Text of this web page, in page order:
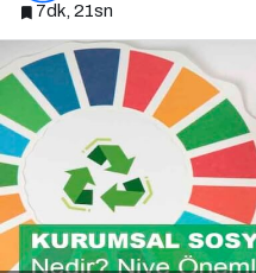
7dk, 21sn